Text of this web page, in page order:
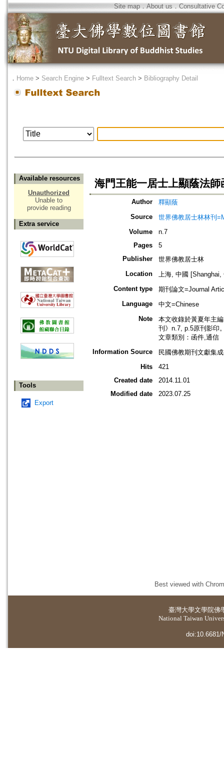
Site map．About us ． Consultative
． Home > Search Engine > Fulltext Search > Bibliography Detail
Available resources
Unauthorized
Unable to
provide reading
Extra service
Tools
Export
海門王能一居士上顯蔭法師
Author
釋顯蔭
Source
世界佛教居士林林刊
Volume
n.7
Pages
5
Publisher
世界佛教居士林
Location
上海, 中國 [Shanghai,
Content type
期刊論文=Journal
Language
中文=Chinese
Note
本文收錄於黃夏年主
刊》n.7, p.5原刊影印
文章類別：函件,通信
Information Source
民國佛教期刊文獻集
Hits
421
Created date
2014.11.01
Modified date
2023.07.25
Best viewed with
臺灣大學文學院佛
National Taiwan
doi:10.6681/